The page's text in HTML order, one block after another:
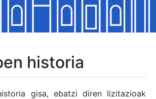
historia
gisa, ebatzi diren lizitazioak